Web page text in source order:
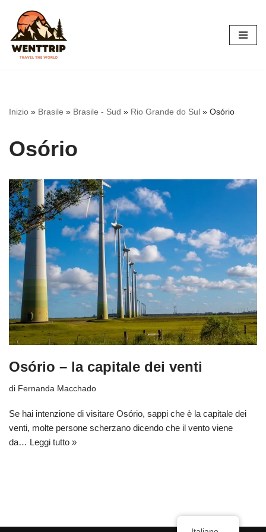
Vai
al
contenuto
Inizio » Brasile » Brasile - Sud » Rio Grande do Sul » Osório
Osório
Osório – la capitale dei venti
di Fernanda Macchado
Se hai intenzione di visitare Osório, sappi che è la capitale dei
venti, molte persone scherzano dicendo che il vento viene
da… Leggi tutto »